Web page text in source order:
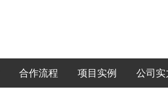
合作流程 项目实例 公司实